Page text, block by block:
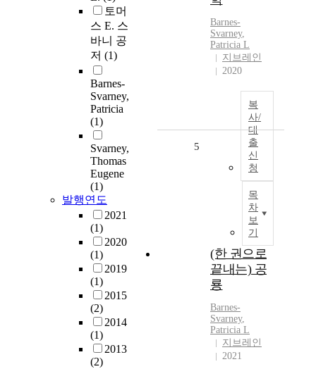
토머
스 E. 스
바니 공
저 (1)
Barnes-
Svarney,
Patricia
(1)
Svarney,
Thomas
Eugene
(1)
발행연도
2021
(1)
2020
(1)
2019
(1)
2015
(2)
2014
(1)
2013
(2)
Barnes-
Svarney,
Patricia L
지브레인
2020
복
사/
대
출
신
청
목
차
보
기
5
(한 권으로
끝내는) 공
룡
Barnes-
Svarney,
Patricia L
지브레인
2021